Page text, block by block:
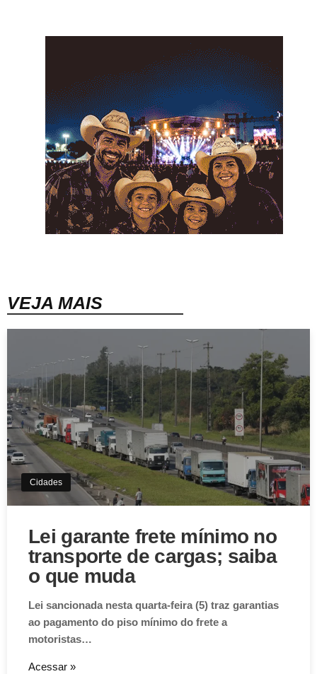
VEJA MAIS
Cidades
Lei garante frete mínimo no
transporte de cargas; saiba
o que muda
Lei sancionada nesta quarta-feira (5) traz garantias
ao pagamento do piso mínimo do frete a
motoristas…
Acessar »